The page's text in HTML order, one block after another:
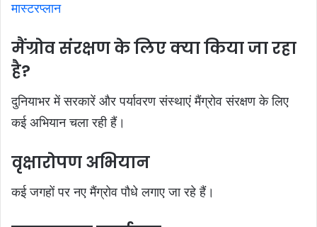
मास्टरप्लान
मैंग्रोव संरक्षण के लिए क्या किया जा रहा
है?
दुनियाभर में सरकारें और पर्यावरण संस्थाएं मैंग्रोव संरक्षण के लिए
कई अभियान चला रही हैं।
वृक्षारोपण अभियान
कई जगहों पर नए मैंग्रोव पौधे लगाए जा रहे हैं।